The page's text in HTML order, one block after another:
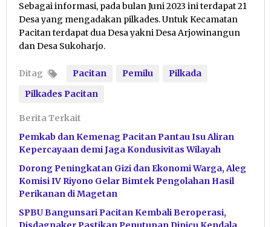
Sebagai informasi, pada bulan Juni 2023 ini terdapat 21
Desa yang mengadakan pilkades. Untuk Kecamatan
Pacitan terdapat dua Desa yakni Desa Arjowinangun
dan Desa Sukoharjo.
Ditag Pacitan Pemilu
Pilkada
Pilkades Pacitan
Berita Terkait
Pemkab dan Kemenag Pacitan Pantau Isu Aliran
Kepercayaan demi Jaga Kondusivitas Wilayah
Dorong Peningkatan Gizi dan Ekonomi Warga, Aleg
Komisi IV Riyono Gelar Bimtek Pengolahan Hasil
Perikanan di Magetan
SPBU Bangunsari Pacitan Kembali Beroperasi,